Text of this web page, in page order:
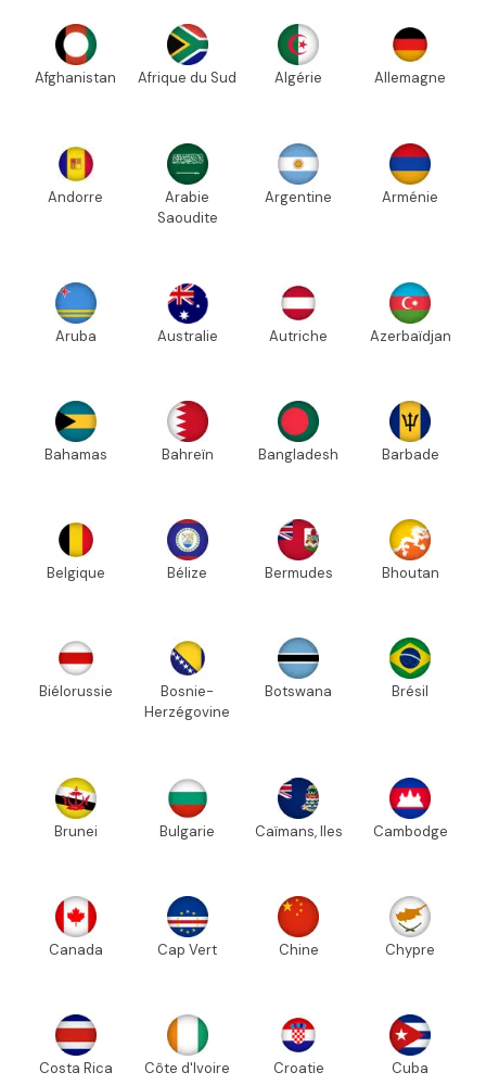
Afghanistan Afrique du Sud Algérie Allemagne
Andorre
Arabie
Saoudite
Argentine Arménie
Aruba Australie Autriche Azerbaïdjan
Bahamas Bahreïn Bangladesh Barbade
Belgique Bélize Bermudes Bhoutan
Biélorussie
Bosnie-
Herzégovine
Botswana Brésil
Brunei Bulgarie Caïmans, Iles Cambodge
Canada Cap Vert Chine Chypre
Costa Rica Côte d'Ivoire Croatie Cuba